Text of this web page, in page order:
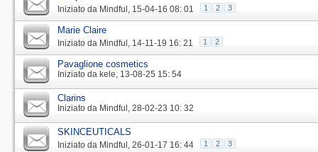
Iniziato da Mindful‎, 15-04-16 08: 01 1 2 3
Marie Claire
Iniziato da Mindful‎, 14-11-19 16: 21 1 2
Pavaglione cosmetics
Iniziato da kele‎, 13-08-25 15: 54
Clarins
Iniziato da Mindful‎, 28-02-23 10: 32
SKINCEUTICALS
Iniziato da Mindful‎, 26-01-17 16: 44 1 2 3